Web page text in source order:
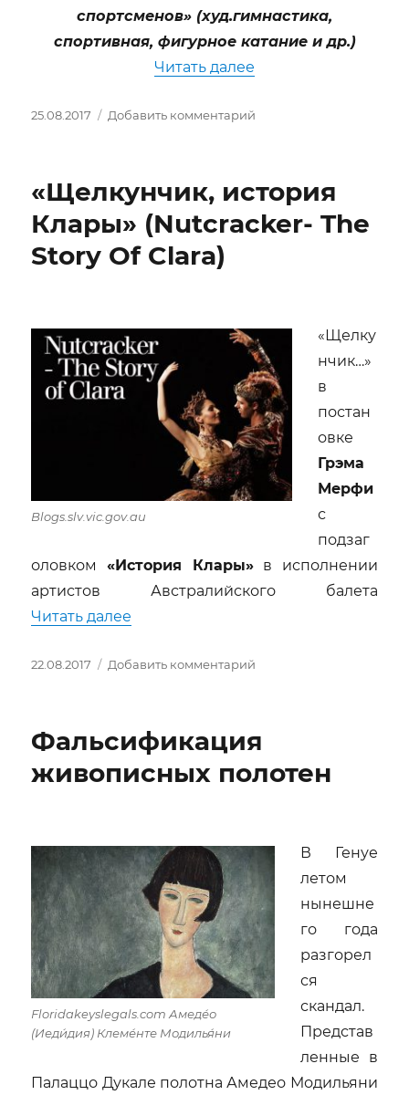
спортсменов» (худ.гимнастика,
спортивная, фигурное катание и др.)
Читать далее
Опубликовано
25.08.2017 Добавить комментарий
«Хореография
растяжка
«Щелкунчик, история
Клары» (Nutcracker- The
Story Of Clara)
Blogs.slv.vic.gov.au
«Щелку
нчик…»
в
постан
овке
Грэма
Мерфи
с
подзаг
оловком «История Клары»в исполнении
артистов Австралийского балета
Читать далее
Опубликовано
22.08.2017 Добавить комментарий
Клары»
The
Фальсификация
живописных полотен
Floridakeyslegals.com Амеде́о
(Иеди́дия) Клеме́нте Модилья́ни
В Генуе
летом
нынешне
го года
разгорел
ся
скандал.
Представ
ленные в
Палаццо Дукале полотна Амедео Модильяни